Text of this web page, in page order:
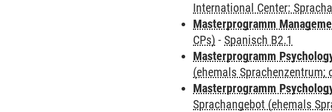
International Center:
Masterprogramm
CPs) - Spanisch B2.1
Masterprogramm
(ehemals Sprachenzentrum;
Masterprogramm
Sprachangebot (ehemals